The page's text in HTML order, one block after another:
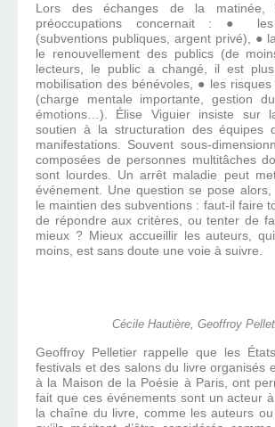
Lors des échanges de la matinée,
préoccupations concernait : ● les
(subventions publiques, argent privé), ●
le renouvellement des publics (de
lecteurs, le public a changé, il est
mobilisation des bénévoles, ● les risques
(charge mentale importante, gestion
émotions…). Élise Viguier insiste sur
soutien à la structuration des équipes
manifestations. Souvent sous-
composées de personnes multitâches
sont lourdes. Un arrêt maladie peut
événement. Une question se pose alors,
le maintien des subventions : faut-il faire
de répondre aux critères, ou tenter de
mieux ? Mieux accueillir les auteurs,
moins, est sans doute une voie à suivre.
Cécile Hautière, Geoffroy
Geoffroy Pelletier rappelle que les
festivals et des salons du livre organisés
à la Maison de la Poésie à Paris, ont
fait que ces événements sont un acteur
la chaîne du livre, comme les auteurs